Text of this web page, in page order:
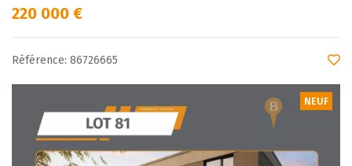
220 000 €
Référence: 86726665
NEUF